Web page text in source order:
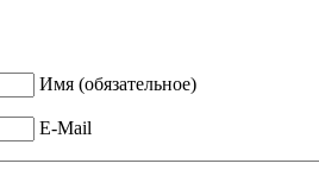
Имя (обязательное)
E-Mail